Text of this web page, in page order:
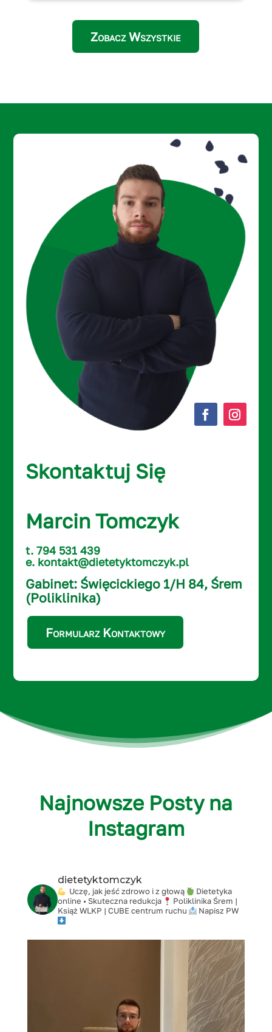
Zobacz Wszystkie
Skontaktuj Się
Marcin Tomczyk
t. 794 531 439
e. kontakt@dietetyktomczyk.pl
Gabinet: Święcickiego 1/H 84, Śrem
(Poliklinika)
Formularz Kontaktowy
Najnowsze Posty na
Instagram
dietetyktomczyk
Uczę, jak jeść zdrowo i z głową
Dietetyka
online • Skuteczna redukcja
Poliklinika Śrem |
Książ WLKP | CUBE centrum ruchu
Napisz PW